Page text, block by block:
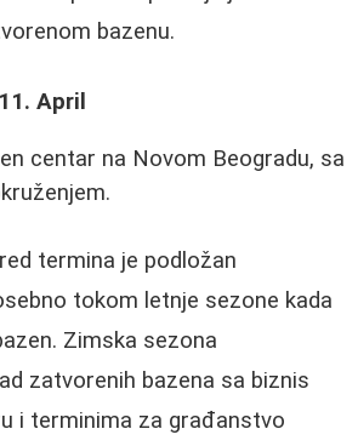
bazenu.
April
centar na Novom Beogradu, sa
termina je podložan
tokom letnje sezone kada
Zimska sezona
zatvorenih bazena sa biznis
i terminima za građanstvo